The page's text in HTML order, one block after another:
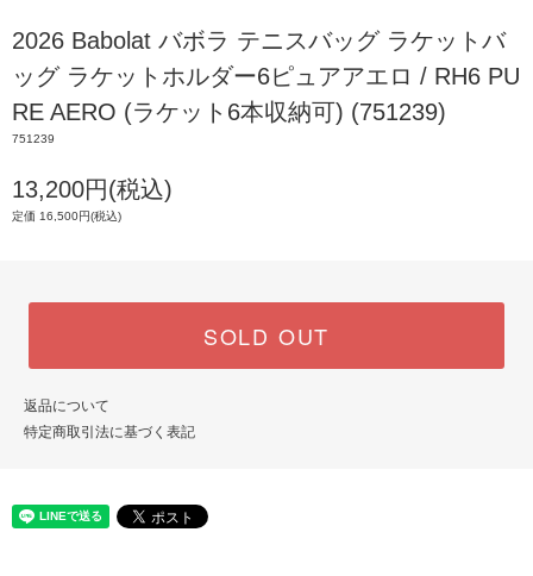
2026 Babolat バボラ テニスバッグ ラケットバ
ッグ ラケットホルダー6ピュアアエロ / RH6 PU
RE AERO (ラケット6本収納可) (751239)
751239
13,200円(税込)
定価 16,500円(税込)
SOLD OUT
返品について
特定商取引法に基づく表記